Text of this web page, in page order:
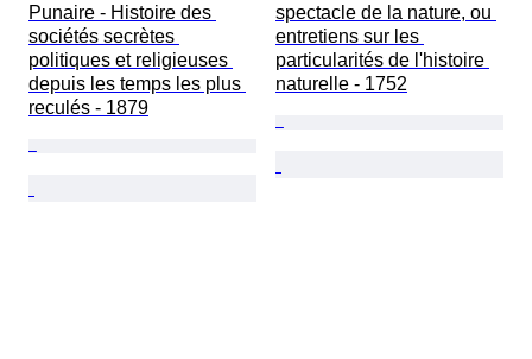
Punaire - Histoire des
sociétés secrètes
politiques et religieuses
depuis les temps les plus
reculés - 1879
spectacle de la nature, ou
entretiens sur les
particularités de l'histoire
naturelle - 1752